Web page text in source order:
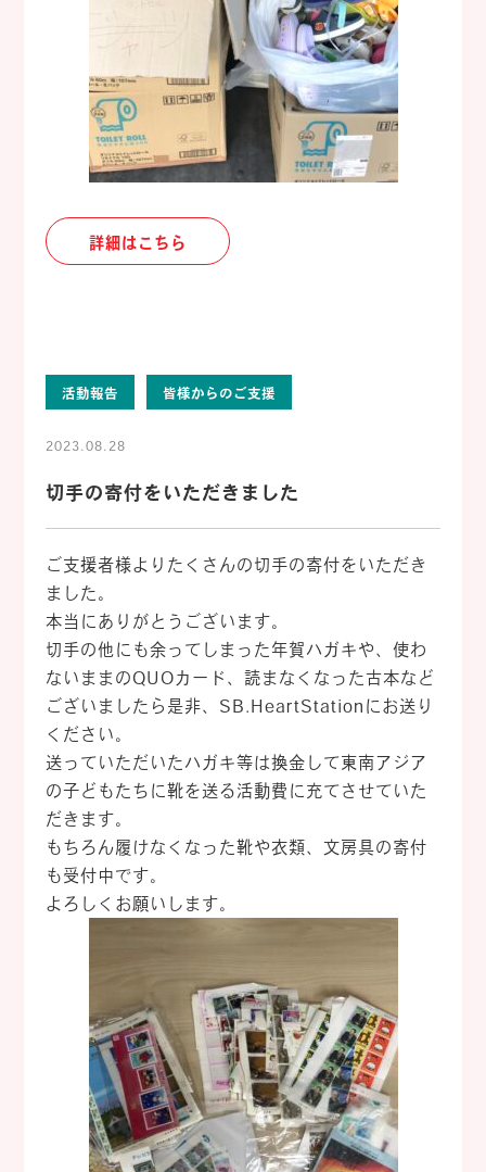
詳細はこちら
活動報告 皆様からのご支援
2023.08.28
切手の寄付をいただきました
ご支援者様よりたくさんの切手の寄付をいただき
ました。
本当にありがとうございます。
切手の他にも余ってしまった年賀ハガキや、使わ
ないままのQUOカード、読まなくなった古本など
ございましたら是非、SB.HeartStationにお送り
ください。
送っていただいたハガキ等は換金して東南アジア
の子どもたちに靴を送る活動費に充てさせていた
だきます。
もちろん履けなくなった靴や衣類、文房具の寄付
も受付中です。
よろしくお願いします。